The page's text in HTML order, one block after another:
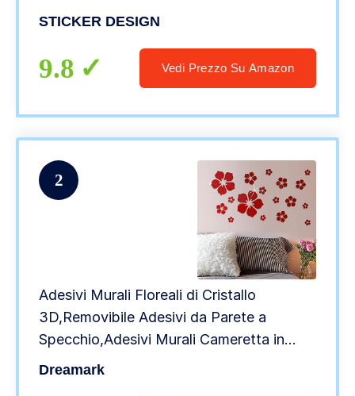
GATTINI E CUORICINO Wall Stickers
Adesivo Murale
STICKER DESIGN
9.8 Vedi Prezzo Su Amazon
2
Adesivi Murali Floreali di Cristallo
3D,Removibile Adesivi da Parete a
Specchio,Adesivi Murali Cameretta in
Acrilico,Adesivo Specchio Rimovibile
Dreamark